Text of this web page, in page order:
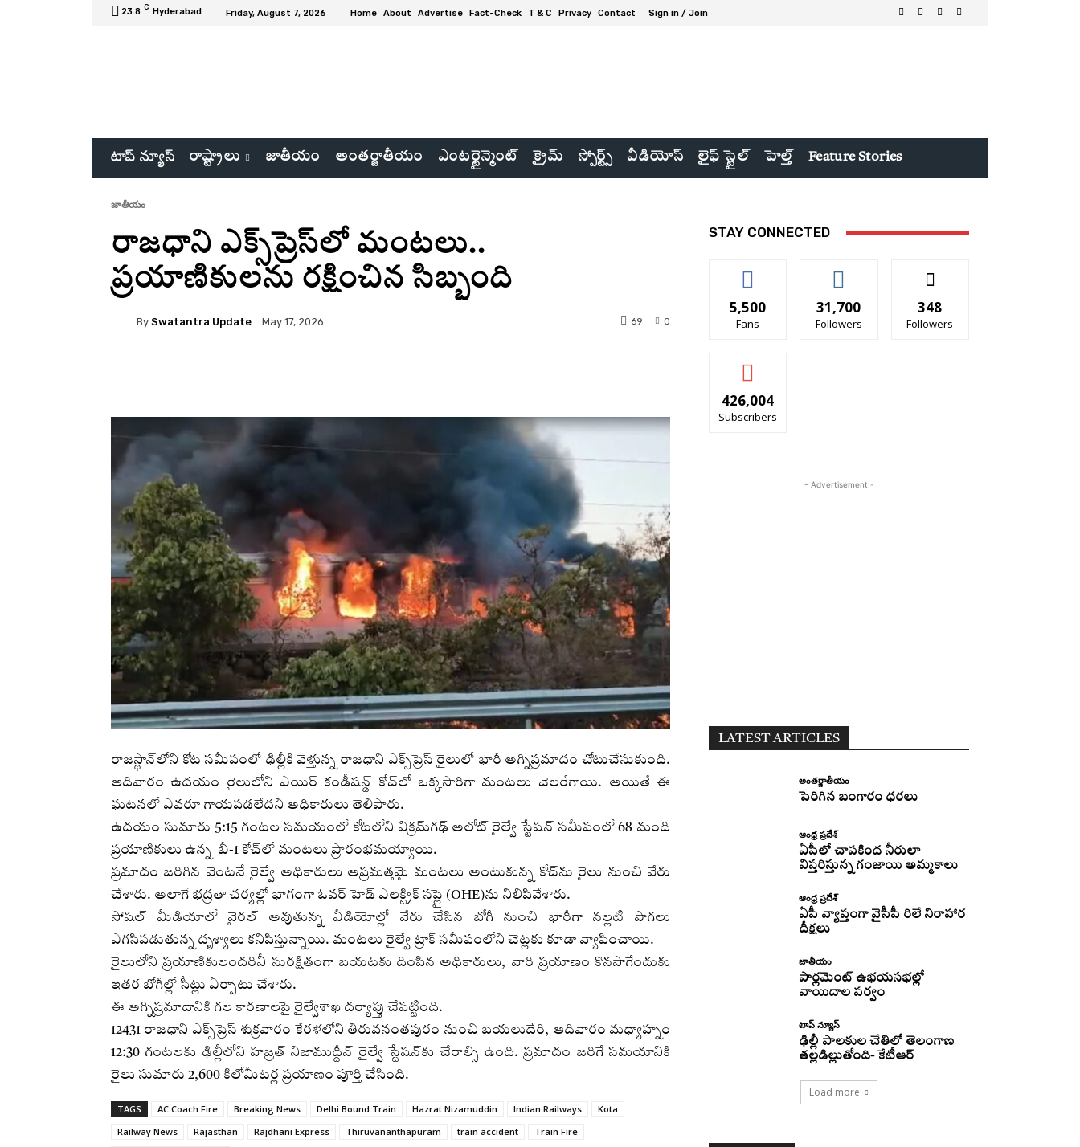
23.8 C Hyderabad Friday, August 7, 2026 Home About Advertise Fact-Check T & C Privacy Contact Sign in / Join
టాప్ న్యూస్ రాష్ట్రాలు జాతీయం అంతర్జాతీయం ఎంటర్టైన్మెంట్ క్రైమ్ స్పోర్ట్స్ వీడియోస్ లైఫ్ స్టైల్ హెల్త్ Feature Stories
జాతీయం
రాజధాని ఎక్స్‌ప్రెస్‌లో మంటలు..
ప్రయాణికులను రక్షించిన సిబ్బంది
By Swatantra Update May 17, 2026 0
69
రాజస్థాన్‌లోని కోట సమీపంలో ఢిల్లీకి వెళ్తున్న రాజధాని ఎక్స్‌ప్రెస్ రైలులో భారీ అగ్నిప్రమాదం చోటుచేసుకుంది.
ఆదివారం ఉదయం రైలులోని ఎయిర్ కండీషన్డ్ కోచ్‌లో ఒక్కసారిగా మంటలు చెలరేగాయి. అయితే ఈ
ఘటనలో ఎవరూ గాయపడలేదని అధికారులు తెలిపారు.
ఉదయం సుమారు 5:15 గంటల సమయంలో కోటలోని విక్రమ్‌గఢ్ అలోట్ రైల్వే స్టేషన్ సమీపంలో 68 మంది
ప్రయాణికులు ఉన్న బీ-1 కోచ్‌లో మంటలు ప్రారంభమయ్యాయి.
ప్రమాదం జరిగిన వెంటనే రైల్వే అధికారులు అప్రమత్తమై మంటలు అంటుకున్న కోచ్‌ను రైలు నుంచి వేరు
చేశారు. అలాగే భద్రతా చర్యల్లో భాగంగా ఓవర్ హెడ్ ఎలక్ట్రిక్ సప్లై (OHE)ను నిలిపివేశారు.
సోషల్ మీడియాలో వైరల్ అవుతున్న వీడియోల్లో వేరు చేసిన బోగీ నుంచి భారీగా నల్లటి పొగలు
ఎగసిపడుతున్న దృశ్యాలు కనిపిస్తున్నాయి. మంటలు రైల్వే ట్రాక్ సమీపంలోని చెట్లకు కూడా వ్యాపించాయి.
రైలులోని ప్రయాణికులందరినీ సురక్షితంగా బయటకు దింపిన అధికారులు, వారి ప్రయాణం కొనసాగేందుకు
ఇతర బోగీల్లో సీట్లు ఏర్పాటు చేశారు.
ఈ అగ్నిప్రమాదానికి గల కారణాలపై రైల్వేశాఖ దర్యాప్తు చేపట్టింది.
12431 రాజధాని ఎక్స్‌ప్రెస్ శుక్రవారం కేరళలోని తిరువనంతపురం నుంచి బయలుదేరి, ఆదివారం మధ్యాహ్నం
12:30 గంటలకు ఢిల్లీలోని హజ్రత్ నిజాముద్దీన్ రైల్వే స్టేషన్‌కు చేరాల్సి ఉంది. ప్రమాదం జరిగే సమయానికి
రైలు సుమారు 2,600 కిలోమీటర్ల ప్రయాణం పూర్తి చేసింది.
TAGS AC Coach Fire Breaking News Delhi Bound Train Hazrat Nizamuddin Indian Railways
Kota
Railway News
Rajasthan Rajdhani Express Thiruvananthapuram train accident
Train Fire
STAY CONNECTED
5,500
Fans
31,700
Followers
348
Followers
426,004
Subscribers
- Advertisement -
LATEST ARTICLES
అంతర్జాతీయం
పెరిగిన బంగారం ధరలు
ఆంధ్ర ప్రదేశ్
ఏపీలో చాపకింద నీరులా
విస్తరిస్తున్న గంజాయి అమ్మకాలు
ఆంధ్ర ప్రదేశ్
ఏపీ వ్యాప్తంగా వైసీపీ రిలే నిరాహార
దీక్షలు
జాతీయం
పార్లమెంట్ ఉభయసభల్లో
వాయిదాల పర్వం
టాప్ న్యూస్
ఢిల్లీ పాలకుల చేతిలో తెలంగాణ
తల్లడిల్లుతోంది- కేటీఆర్
Load more